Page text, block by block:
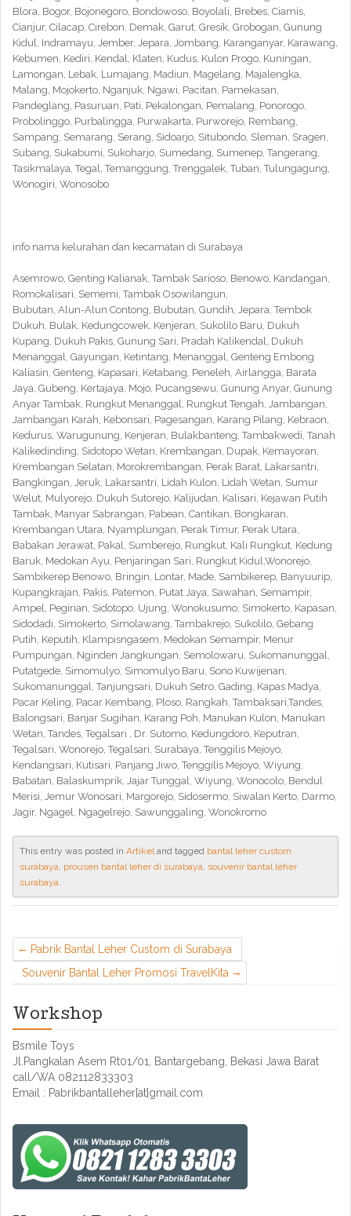
Blora, Bogor, Bojonegoro, Bondowoso, Boyolali, Brebes, Ciamis,
Cianjur, Cilacap, Cirebon, Demak, Garut, Gresik, Grobogan, Gunung
Kidul, Indramayu, Jember, Jepara, Jombang, Karanganyar, Karawang,
Kebumen, Kediri, Kendal, Klaten, Kudus, Kulon Progo, Kuningan,
Lamongan, Lebak, Lumajang, Madiun, Magelang, Majalengka,
Malang, Mojokerto, Nganjuk, Ngawi, Pacitan, Pamekasan,
Pandeglang, Pasuruan, Pati, Pekalongan, Pemalang, Ponorogo,
Probolinggo, Purbalingga, Purwakarta, Purworejo, Rembang,
Sampang, Semarang, Serang, Sidoarjo, Situbondo, Sleman, Sragen,
Subang, Sukabumi, Sukoharjo, Sumedang, Sumenep, Tangerang,
Tasikmalaya, Tegal, Temanggung, Trenggalek, Tuban, Tulungagung,
Wonogiri, Wonosobo
info nama kelurahan dan kecamatan di Surabaya
Asemrowo, Genting Kalianak, Tambak Sarioso, Benowo, Kandangan,
Romokalisari, Sememi, Tambak Osowilangun,
Bubutan, Alun-Alun Contong, Bubutan, Gundih, Jepara, Tembok
Dukuh, Bulak, Kedungcowek, Kenjeran, Sukolilo Baru, Dukuh
Kupang, Dukuh Pakis, Gunung Sari, Pradah Kalikendal, Dukuh
Menanggal, Gayungan, Ketintang, Menanggal, Genteng Embong
Kaliasin, Genteng, Kapasari, Ketabang, Peneleh, Airlangga, Barata
Jaya, Gubeng, Kertajaya, Mojo, Pucangsewu, Gunung Anyar, Gunung
Anyar Tambak, Rungkut Menanggal, Rungkut Tengah, Jambangan,
Jambangan Karah, Kebonsari, Pagesangan, Karang Pilang, Kebraon,
Kedurus, Warugunung, Kenjeran, Bulakbanteng, Tambakwedi, Tanah
Kalikedinding, Sidotopo Wetan, Krembangan, Dupak, Kemayoran,
Krembangan Selatan, Morokrembangan, Perak Barat, Lakarsantri,
Bangkingan, Jeruk, Lakarsantri, Lidah Kulon, Lidah Wetan, Sumur
Welut, Mulyorejo, Dukuh Sutorejo, Kalijudan, Kalisari, Kejawan Putih
Tambak, Manyar Sabrangan, Pabean, Cantikan, Bongkaran,
Krembangan Utara, Nyamplungan, Perak Timur, Perak Utara,
Babakan Jerawat, Pakal, Sumberejo, Rungkut, Kali Rungkut, Kedung
Baruk, Medokan Ayu, Penjaringan Sari, Rungkut Kidul,Wonorejo,
Sambikerep Benowo, Bringin, Lontar, Made, Sambikerep, Banyuurip,
Kupangkrajan, Pakis, Patemon, Putat Jaya, Sawahan, Semampir,
Ampel, Pegirian, Sidotopo, Ujung, Wonokusumo, Simokerto, Kapasan,
Sidodadi, Simokerto, Simolawang, Tambakrejo, Sukolilo, Gebang
Putih, Keputih, Klampisngasem, Medokan Semampir, Menur
Pumpungan, Nginden Jangkungan, Semolowaru, Sukomanunggal,
Putatgede, Simomulyo, Simomulyo Baru, Sono Kuwijenan,
Sukomanunggal, Tanjungsari, Dukuh Setro, Gading, Kapas Madya,
Pacar Keling, Pacar Kembang, Ploso, Rangkah, Tambaksari,Tandes,
Balongsari, Banjar Sugihan, Karang Poh, Manukan Kulon, Manukan
Wetan, Tandes, Tegalsari , Dr. Sutomo, Kedungdoro, Keputran,
Tegalsari, Wonorejo, Tegalsari, Surabaya, Tenggilis Mejoyo,
Kendangsari, Kutisari, Panjang Jiwo, Tenggilis Mejoyo, Wiyung,
Babatan, Balaskumprik, Jajar Tunggal, Wiyung, Wonocolo, Bendul
Merisi, Jemur Wonosari, Margorejo, Sidosermo, Siwalan Kerto, Darmo,
Jagir, Ngagel, Ngagelrejo, Sawunggaling, Wonokromo
This entry was posted in Artikeland tagged bantal leher custom
surabaya, prousen bantal leher di surabaya, souvenir bantal leher
surabaya.
Pabrik Bantal Leher Custom di Surabaya
Souvenir Bantal Leher Promosi TravelKita
Workshop
Bsmile Toys
Jl.Pangkalan Asem Rt01/01, Bantargebang, Bekasi Jawa Barat
call/WA 082112833303
Email : Pabrikbantalleher[at]gmail.com